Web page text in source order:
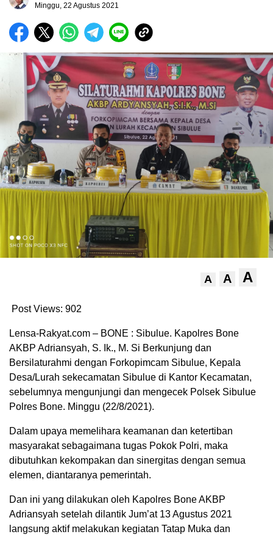
Minggu, 22 Agustus 2021
A A A
Post Views: 902
Lensa-Rakyat.com – BONE : Sibulue. Kapolres Bone
AKBP Adriansyah, S. Ik., M. Si Berkunjung dan
Bersilaturahmi dengan Forkopimcam Sibulue, Kepala
Desa/Lurah sekecamatan Sibulue di Kantor Kecamatan,
sebelumnya mengunjungi dan mengecek Polsek Sibulue
Polres Bone. Minggu (22/8/2021).
Dalam upaya memelihara keamanan dan ketertiban
masyarakat sebagaimana tugas Pokok Polri, maka
dibutuhkan kekompakan dan sinergitas dengan semua
elemen, diantaranya pemerintah.
Dan ini yang dilakukan oleh Kapolres Bone AKBP
Adriansyah setelah dilantik Jum’at 13 Agustus 2021
langsung aktif melakukan kegiatan Tatap Muka dan